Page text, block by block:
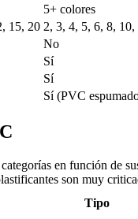
5+ colores
15, 20 2, 3, 4, 5, 6, 8, 10,
No
Sí
Sí
Sí (PVC
en función de
son muy
Tipo